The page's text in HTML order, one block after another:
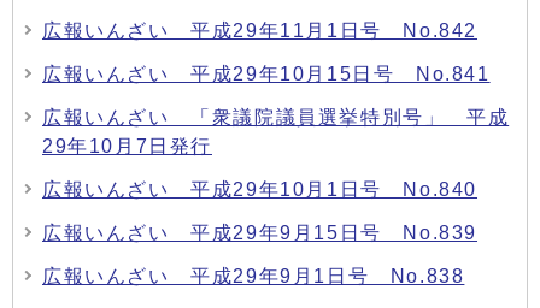
広報いんざい 平成29年11月1日号 No.842
広報いんざい 平成29年10月15日号 No.841
広報いんざい 「衆議院議員選挙特別号」 平成
29年10月7日発行
広報いんざい 平成29年10月1日号 No.840
広報いんざい 平成29年9月15日号 No.839
広報いんざい 平成29年9月1日号 No.838